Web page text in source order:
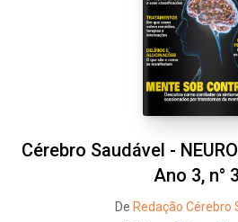
Cérebro Saudável -
Ano 3, n°
De Redação Cérebro